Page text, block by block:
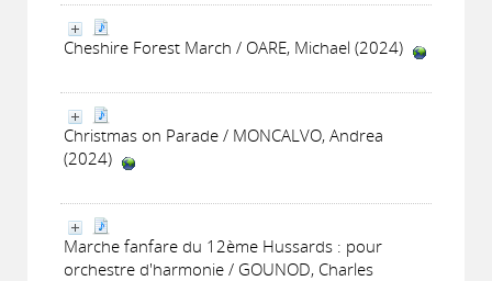
Cheshire Forest March / OARE, Michael (2024)
Christmas on Parade / MONCALVO, Andrea
(2024)
Marche fanfare du 12ème Hussards : pour
orchestre d'harmonie / GOUNOD, Charles